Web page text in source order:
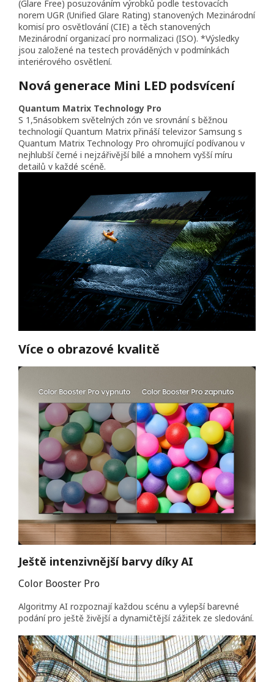
(Glare Free) posuzováním výrobků podle testovacích
norem UGR (Unified Glare Rating) stanovených Mezinárodní
komisí pro osvětlování (CIE) a těch stanovených
Mezinárodní organizací pro normalizaci (ISO). *Výsledky
jsou založené na testech prováděných v podmínkách
interiérového osvětlení.
Nová generace Mini LED podsvícení
Quantum Matrix Technology Pro
S 1,5násobkem světelných zón ve srovnání s běžnou
technologií Quantum Matrix přináší televizor Samsung s
Quantum Matrix Technology Pro ohromující podívanou v
nejhlubší černé i nejzářivější bílé a mnohem vyšší míru
detailů v každé scéně.
Více o obrazové kvalitě
Ještě intenzivnější barvy díky AI
Color Booster Pro
Algoritmy AI rozpoznají každou scénu a vylepší barevné
podání pro ještě živější a dynamičtější zážitek ze sledování.